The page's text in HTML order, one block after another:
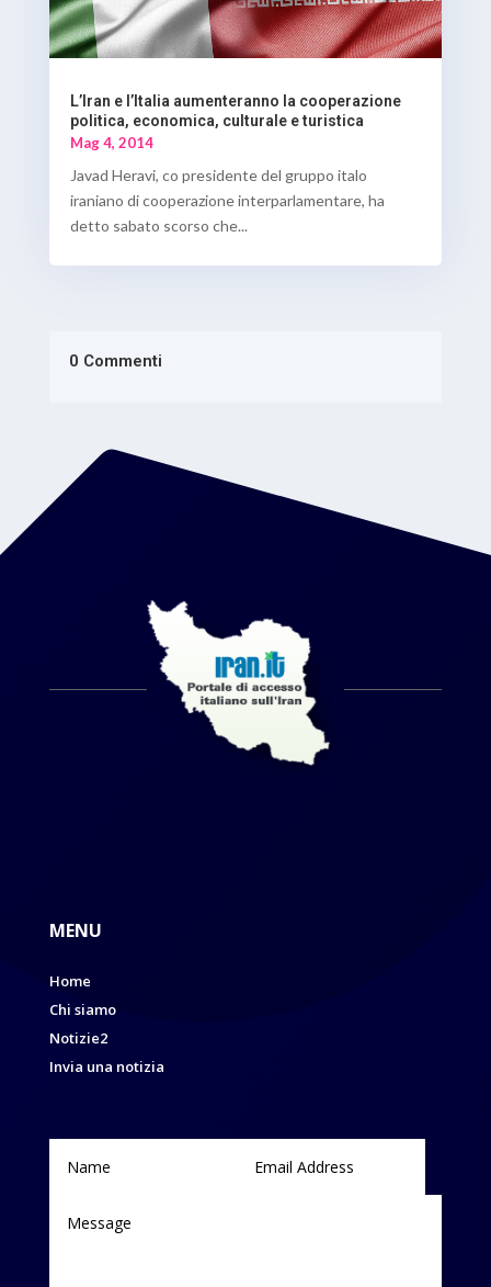
L’Iran e l’Italia aumenteranno la cooperazione
politica, economica, culturale e turistica
Mag 4, 2014
Javad Heravi, co presidente del gruppo italo
iraniano di cooperazione interparlamentare, ha
detto sabato scorso che...
0 Commenti
MENU
Home
Chi siamo
Notizie2
Invia una notizia